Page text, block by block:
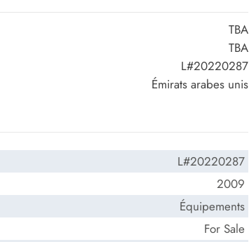
TBA
TBA
L#20220287
Émirats arabes unis
L#20220287
2009
Équipements
For Sale